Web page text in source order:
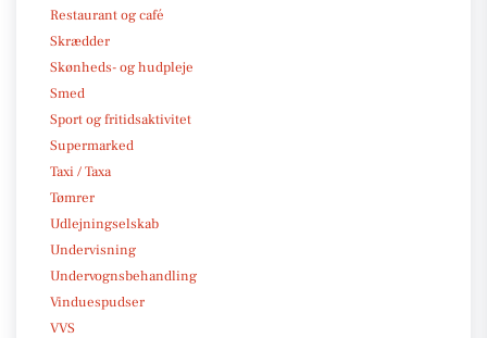
Restaurant og café
Skrædder
Skønheds- og hudpleje
Smed
Sport og fritidsaktivitet
Supermarked
Taxi / Taxa
Tømrer
Udlejningselskab
Undervisning
Undervognsbehandling
Vinduespudser
VVS